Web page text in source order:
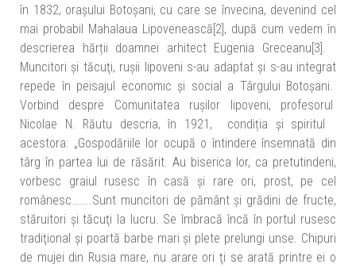
în 1832, orașului Botoșani, cu care se învecina, devenind cel
mai probabil Mahalaua Lipovenească[2], după cum vedem în
descrierea hărții doamnei arhitect Eugenia Greceanu[3].
Muncitori şi tăcuţi, rușii lipoveni s-au adaptat şi s-au integrat
repede în peisajul economic şi social a Târgului Botoşani.
Vorbind despre Comunitatea rușilor lipoveni, profesorul
Nicolae N. Răutu descria, în 1921, condiția și spiritul
acestora: „Gospodăriile lor ocupă o întindere însemnată din
târg în partea lui de răsărit. Au biserica lor, ca pretutindeni,
vorbesc graiul rusesc în casă şi rare ori, prost, pe cel
românesc……..Sunt muncitori de pământ şi grădini de fructe,
stăruitori şi tăcuţi la lucru. Se îmbracă încă în portul rusesc
tradiţional şi poartă barbe mari şi plete prelungi unse. Chipuri
de mujei din Rusia mare, nu arare ori ţi se arată printre ei o